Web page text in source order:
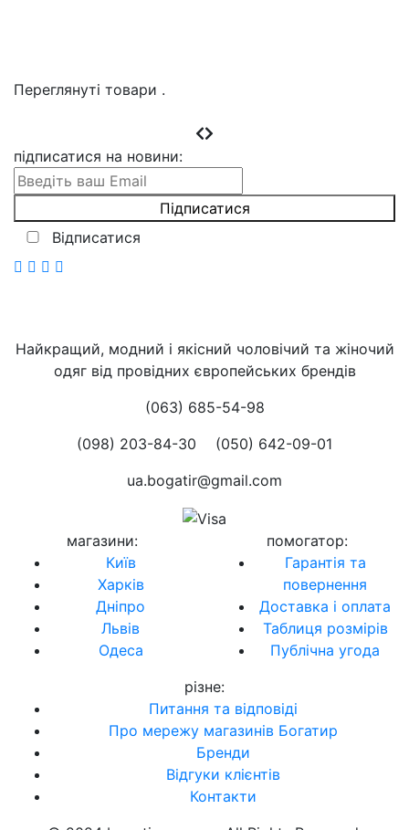
Переглянуті товари .
підписатися на новини:
Відписатися
Найкращий, модний і якісний чоловічий та жіночий
одяг від провідних європейських брендів
(063) 685-54-98
(098) 203-84-30
(050) 642-09-01
ua.bogatir@gmail.com
магазини:
Київ
Харків
Дніпро
Львів
Одеса
помогатор:
Гарантія та
повернення
Доставка і оплата
Таблиця розмірів
Публічна угода
різне:
Питання та відповіді
Про мережу магазинів Богатир
Бренди
Відгуки клієнтів
Контакти